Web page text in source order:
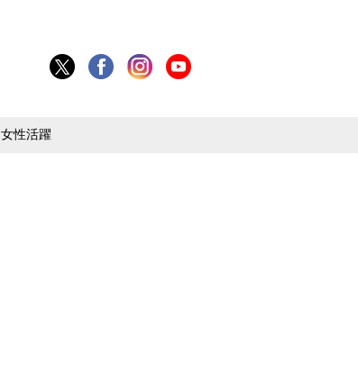
女性活躍